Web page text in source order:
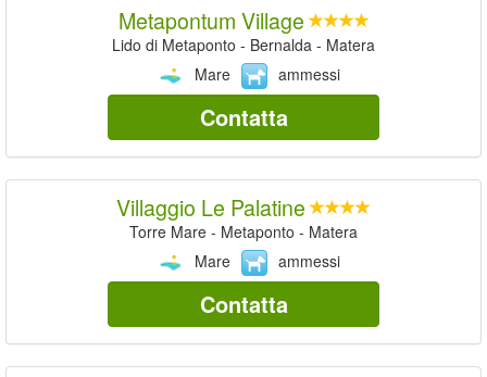
Metapontum Village
Lido di Metaponto - Bernalda - Matera
Mare
ammessi
Contatta
Villaggio Le Palatine
Torre Mare - Metaponto - Matera
Mare
ammessi
Contatta